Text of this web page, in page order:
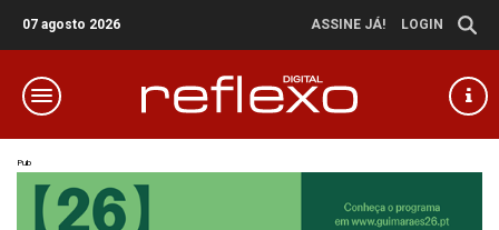
07 agosto 2026 ASSINE JÁ! LOGIN
Pub